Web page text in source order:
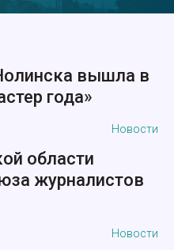
вышла в
года»
Новости
области
журналистов
Новости